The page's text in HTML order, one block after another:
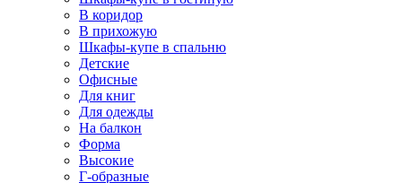
В коридор
В прихожую
Шкафы-купе в спальню
Детские
Офисные
Для книг
Для одежды
На балкон
Форма
Высокие
Г-образные